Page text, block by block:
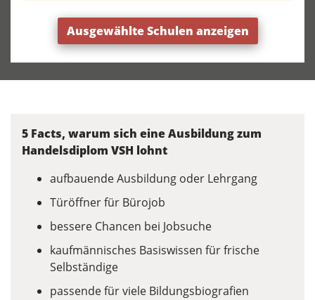
Ausgewählte Schulen anzeigen
5 Facts, warum sich eine Ausbildung zum
Handelsdiplom VSH lohnt
aufbauende Ausbildung oder Lehrgang
Türöffner für Bürojob
bessere Chancen bei Jobsuche
kaufmännisches Basiswissen für frische
Selbständige
passende für viele Bildungsbiografien